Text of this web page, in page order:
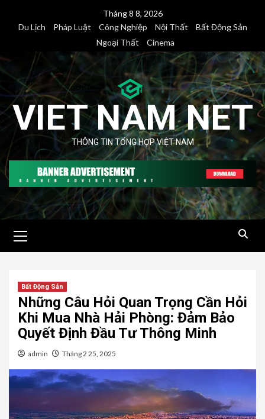
Tháng 8 8, 2026
Du Lịch
Pháp Luật Công Nghiệp Nội Thất
Bất Động Sản
Ngoại Thất
Cinema
VIET NAM NET
THÔNG TIN TỔNG HỢP VIỆT NAM
Menu
Bất Động Sản
Những Câu Hỏi Quan Trọng Cần Hỏi
Khi Mua Nhà Hải Phòng: Đảm Bảo
Quyết Định Đầu Tư Thông Minh
admin Tháng 2 25, 2025